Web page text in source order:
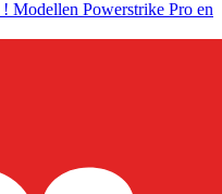
! Modellen Powerstrike Pro en